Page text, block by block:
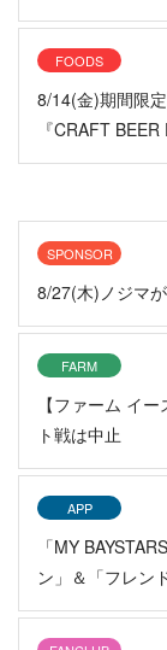
FOODS
8/14(金)期間限
『CRAFT
SPONSOR
8/27(木)ノジマ
FARM
【ファーム イ
ト戦は中止
APP
「MY
ン」＆「フレン